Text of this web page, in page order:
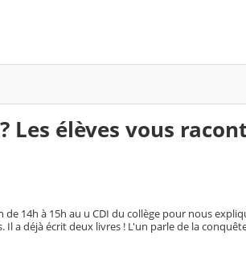
Les élèves vous
14h à 15h au u CDI du collège pour nous
a déjà écrit deux livres ! L'un parle de la